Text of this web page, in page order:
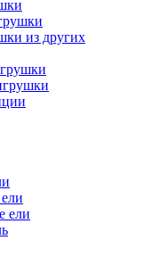
из других
ели